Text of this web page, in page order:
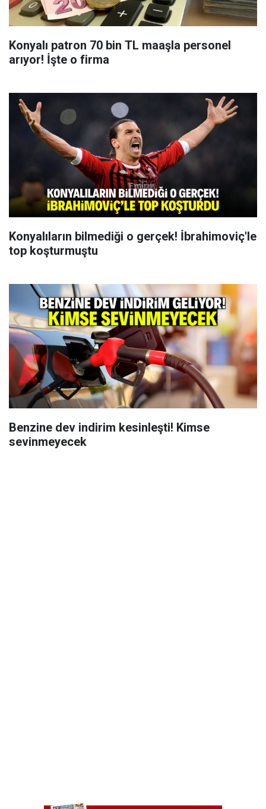
Konyalı patron 70 bin TL maaşla personel
arıyor! İşte o firma
Konyalıların bilmediği o gerçek! İbrahimoviç'le
top koşturmuştu
Benzine dev indirim kesinleşti! Kimse
sevinmeyecek